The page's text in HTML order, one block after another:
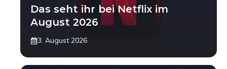
Das seht ihr bei Netflix im
August 2026
3. August 2026